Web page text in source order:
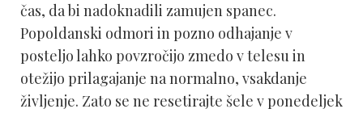
čas, da bi nadoknadili zamujen spanec.
Popoldanski odmori in pozno odhajanje v
posteljo lahko povzročijo zmedo v telesu in
otežijo prilagajanje na normalno, vsakdanje
življenje. Zato se ne resetirajte šele v ponedeljek